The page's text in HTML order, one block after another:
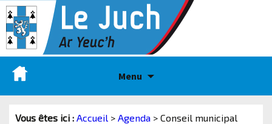
Menu
Vous êtes ici : Accueil > Agenda > Conseil municipal